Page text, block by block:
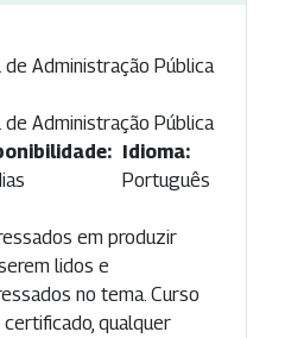
de Administração Pública
de Administração Pública
Idioma:
Português
em produzir
lidos e
no tema. Curso
qualquer